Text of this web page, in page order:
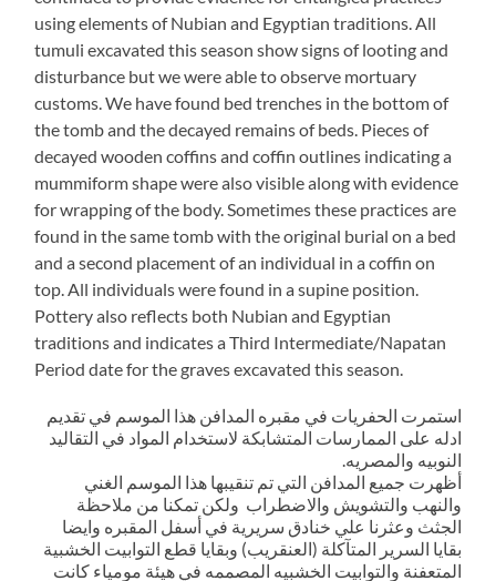
using elements of Nubian and Egyptian traditions. All
tumuli excavated this season show signs of looting and
disturbance but we were able to observe mortuary
customs. We have found bed trenches in the bottom of
the tomb and the decayed remains of beds. Pieces of
decayed wooden coffins and coffin outlines indicating a
mummiform shape were also visible along with evidence
for wrapping of the body. Sometimes these practices are
found in the same tomb with the original burial on a bed
and a second placement of an individual in a coffin on
top. All individuals were found in a supine position.
Pottery also reflects both Nubian and Egyptian
traditions and indicates a Third Intermediate/Napatan
Period date for the graves excavated this season.
استمرت الحفريات في مقبره المدافن هذا الموسم في تقديم
ادله على الممارسات المتشابكة لاستخدام المواد في التقاليد
النوبيه والمصريه.
أظهرت جميع المدافن التي تم تنقيبها هذا الموسم الغني
والنهب والتشويش والاضطراب ولكن تمكنا من ملاحظة
الجثث وعثرنا علي خنادق سريرية في أسفل المقبره وايضا
بقايا السرير المتآكلة (العنقريب) وبقايا قطع التوابيت الخشبية
المتعفنة والتوابيت الخشبيه المصممه في هيئة مومياء كانت